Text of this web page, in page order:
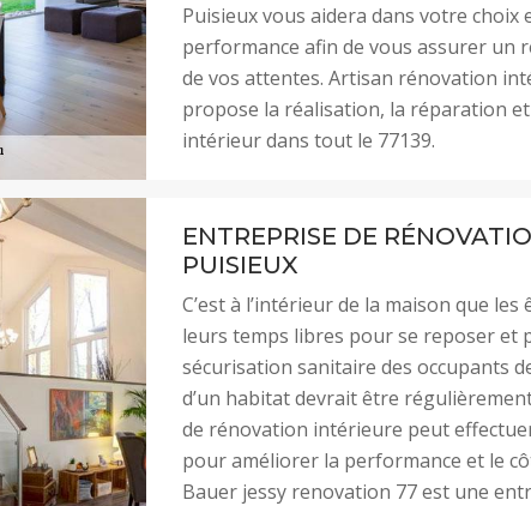
Puisieux vous aidera dans votre
performance afin de vous assurer un
de vos attentes. Artisan rénovation
propose la réalisation, la réparation et
intérieur dans tout le 77139.
ENTREPRISE DE
PUISIEUX
C’est à l’intérieur de la maison que
leurs temps libres pour se reposer et
sécurisation sanitaire des occupants
d’un habitat devrait être
de rénovation intérieure peut
pour améliorer la performance et le
Bauer jessy renovation 77 est une